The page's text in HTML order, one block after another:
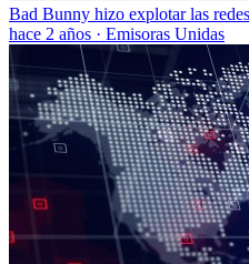
Bad Bunny hizo explotar las
hace 2 años · Emisoras Unidas